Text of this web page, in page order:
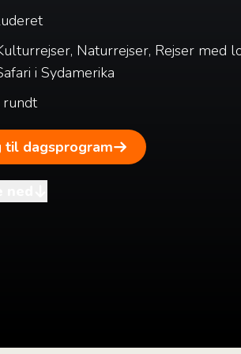
Naturrejser, Rejser med
i Sydamerika
til dagsprogram